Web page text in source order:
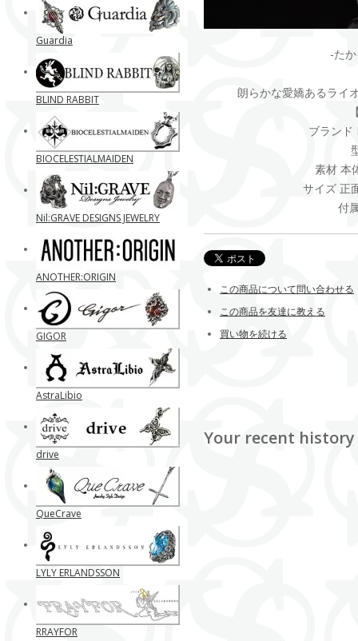
-た
朗らかな愛嬌あるライ
ブランド
素材 本
サイズ 正
付
この商品について問い合わせる
この商品を友達に教える
買い物を続ける
Your recent history
Guardia
BLIND RABBIT
BIOCELESTIALMAIDEN
Nil:GRAVE DESIGNS JEWELRY
ANOTHER:ORIGIN
GIGOR
AstraLibio
drive
QueCrave
LYLY ERLANDSSON
RRAYFOR